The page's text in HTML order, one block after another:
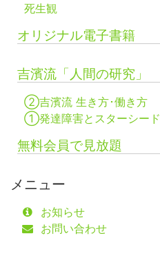
死生観
オリジナル電子書籍
吉濱流「人間の研究」
②吉濱流 生き方･働き方
①発達障害とスターシード
無料会員で見放題
メニュー
お知らせ
お問い合わせ